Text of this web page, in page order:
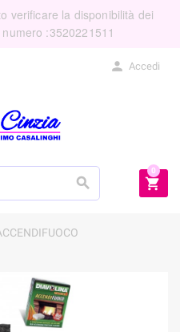
verificare la disponibilità dei
:3520221511
 Accedi
 
0